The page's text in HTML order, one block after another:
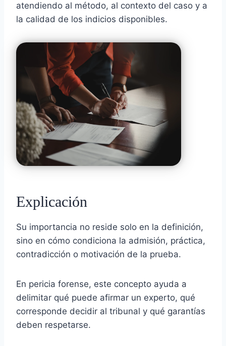
atendiendo al método, al contexto del caso y a
la calidad de los indicios disponibles.
Explicación
Su importancia no reside solo en la definición,
sino en cómo condiciona la admisión, práctica,
contradicción o motivación de la prueba.
En pericia forense, este concepto ayuda a
delimitar qué puede afirmar un experto, qué
corresponde decidir al tribunal y qué garantías
deben respetarse.